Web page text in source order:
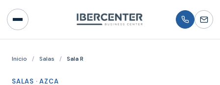
Inicio / Salas / Sala R
SALAS · AZCA